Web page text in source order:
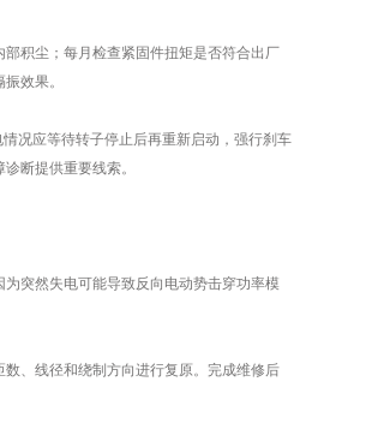
积尘；每月检查紧固件扭矩是否符合出厂
效果。
况应等待转子停止后再重新启动，强行刹车
断提供重要线索。
突然失电可能导致反向电动势击穿功率模
、线径和绕制方向进行复原。完成维修后